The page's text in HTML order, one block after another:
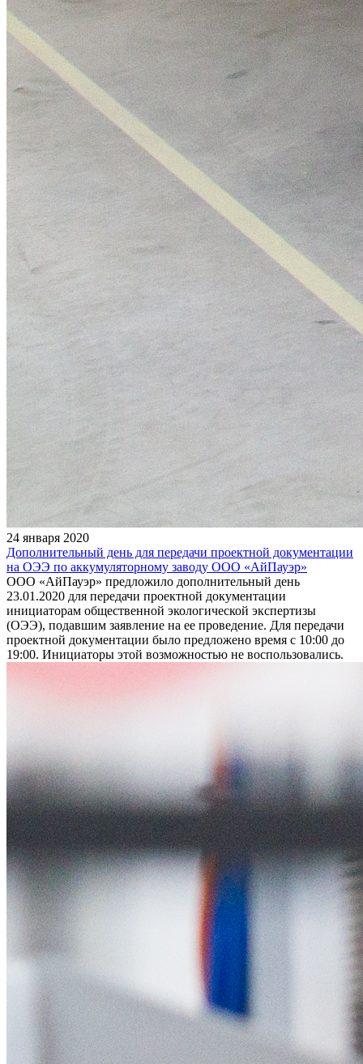
24 января 2020
Дополнительный день для передачи проектной документации
на ОЭЭ по аккумуляторному заводу ООО «АйПауэр»
ООО «АйПауэр» предложило дополнительный день
23.01.2020 для передачи проектной документации
инициаторам общественной экологической экспертизы
(ОЭЭ), подавшим заявление на ее проведение. Для передачи
проектной документации было предложено время с 10:00 до
19:00. Инициаторы этой возможностью не воспользовались.